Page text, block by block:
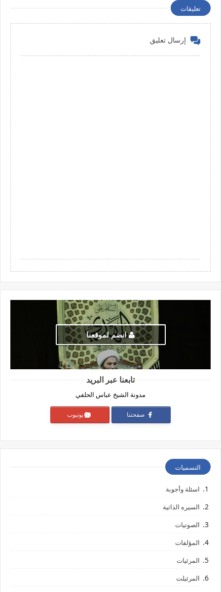
تعليقات
إرسال تعليق
انضم لموقعنا
تابعنا عبر البريد
مدونة الشيخ عباس الحلفي
صفحتنا يوتيوب
التسميات
اسئلة وأجوبة
السيره الذاتية
الصوتيات
المؤلفات
المرئيات
المرئيلت